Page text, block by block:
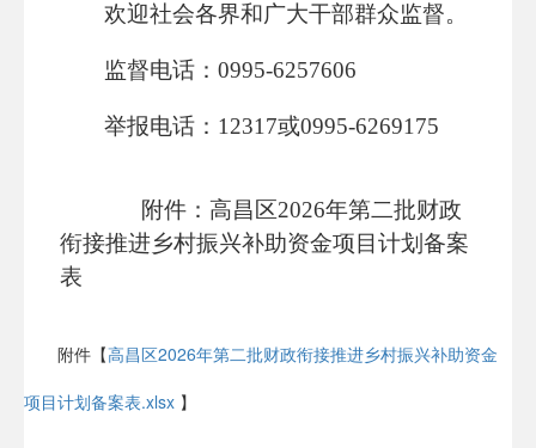
欢迎社会各界和广大干部群众监督。
监督电话：0995-6257606
举报电话： 12317或0995-6269175
附件：高昌区2026年第二批财政
衔接推进乡村振兴补助资金项目计划备案
表
附件【高昌区2026年第二批财政衔接推进乡村振兴补助资金
项目计划备案表.xlsx 】